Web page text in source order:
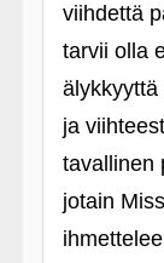
viihdettä
tarvii olla
älykkyyttä
ja
tavallinen
jotain